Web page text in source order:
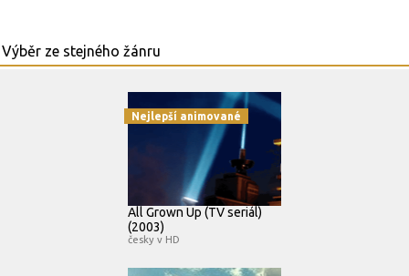
Nejlepší animované
All Grown Up (TV seriál)
(2003)
česky v HD